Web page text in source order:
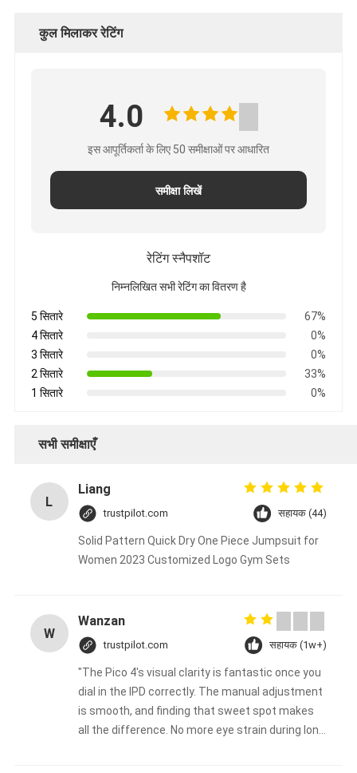
कुल मिलाकर रेटिंग
4.0
इस आपूर्तिकर्ता के लिए 50 समीक्षाओं पर आधारित
समीक्षा लिखें
रेटिंग स्नैपशॉट
निम्नलिखित सभी रेटिंग का वितरण है
5 सितारे
67%
4 सितारे
0%
3 सितारे
0%
2 सितारे
33%
1 सितारे
0%
सभी समीक्षाएँ
L
Liang
trustpilot.com सहायक (44)
Solid Pattern Quick Dry One Piece Jumpsuit for
Women 2023 Customized Logo Gym Sets
W
Wanzan
trustpilot.com सहायक (1w+)
"The Pico 4's visual clarity is fantastic once you
dial in the IPD correctly. The manual adjustment
is smooth, and finding that sweet spot makes
all the difference. No more eye strain during long